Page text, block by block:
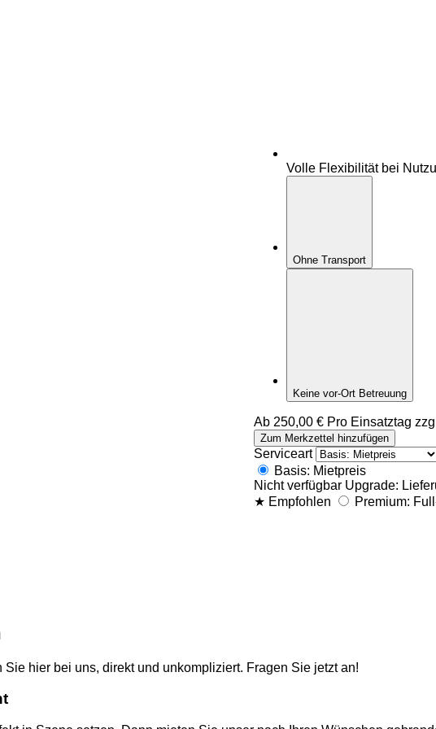
Volle Flexibilität bei
Ohne Transport
Keine vor-Ort Betreuung
Ab 250,00 € Pro Einsatztag
G
l
ü
c
k
s
d
Zum Merkzettel hinzufügen
Serviceart
Basis: Mietpreis
Nicht verfügbar Upgrade:
★ Empfohlen
Premium:
hier bei uns, direkt und unkompliziert. Fragen Sie jetzt an!